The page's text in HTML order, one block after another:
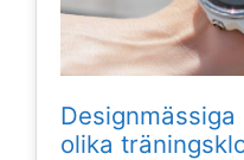
olika